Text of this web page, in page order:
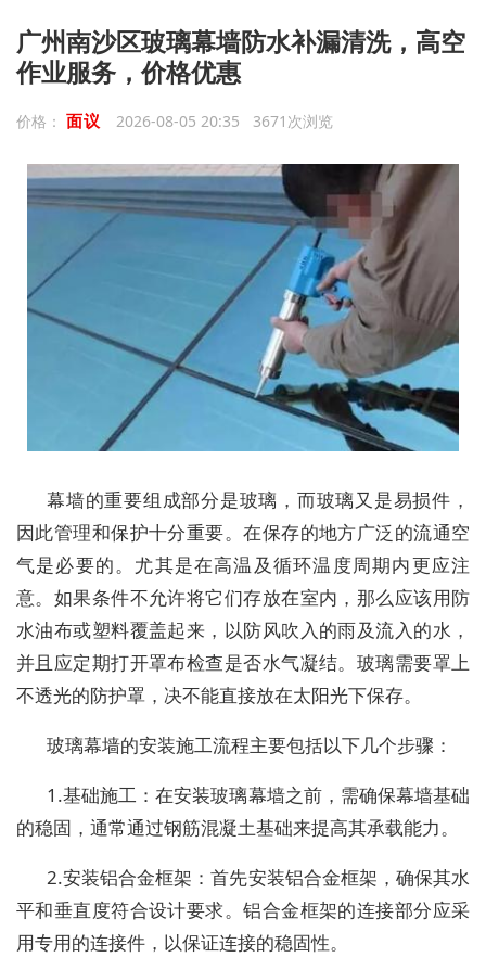
广州南沙区玻璃幕墙防水补漏清洗，高空
作业服务，价格优惠
价格： 面议 2026-08-05 20:35 3671次浏览
幕墙的重要组成部分是玻璃，而玻璃又是易损件，
因此管理和保护十分重要。在保存的地方广泛的流通空
气是必要的。尤其是在高温及循环温度周期内更应注
意。如果条件不允许将它们存放在室内，那么应该用防
水油布或塑料覆盖起来，以防风吹入的雨及流入的水，
并且应定期打开罩布检查是否水气凝结。玻璃需要罩上
不透光的防护罩，决不能直接放在太阳光下保存。
玻璃幕墙的安装施工流程主要包括以下几个步骤：
1.基础施工：在安装玻璃幕墙之前，需确保幕墙基础
的稳固，通常通过钢筋混凝土基础来提高其承载能力。
2.安装铝合金框架：首先安装铝合金框架，确保其水
平和垂直度符合设计要求。铝合金框架的连接部分应采
用专用的连接件，以保证连接的稳固性。